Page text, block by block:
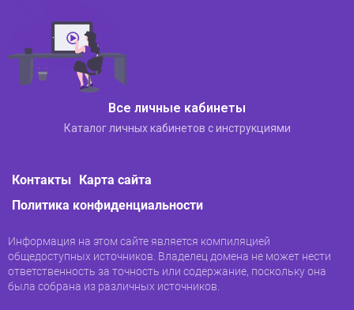
Все личные кабинеты
Каталог личных кабинетов с инструкциями
Контакты
Карта сайта
Политика конфиденциальности
Информация на этом сайте является компиляцией
общедоступных источников. Владелец домена не может нести
ответственность за точность или содержание, поскольку она
была собрана из различных источников.